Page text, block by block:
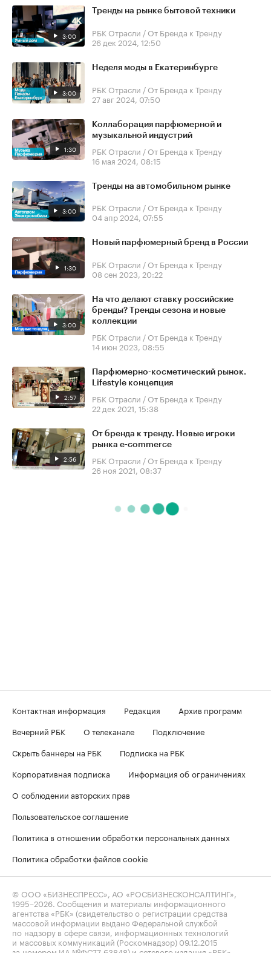
3:00
Тренды на рынке бытовой техники
РБК Отрасли / От Бренда к Тренду
26 дек 2024, 12:50
3:00
Неделя моды в Екатеринбурге
РБК Отрасли / От Бренда к Тренду
27 авг 2024, 07:50
1:30
Коллаборация парфюмерной и
музыкальной индустрий
РБК Отрасли / От Бренда к Тренду
16 мая 2024, 08:15
3:00
Тренды на автомобильном рынке
РБК Отрасли / От Бренда к Тренду
04 апр 2024, 07:55
1:30
Новый парфюмерный бренд в России
РБК Отрасли / От Бренда к Тренду
08 сен 2023, 20:22
3:00
На что делают ставку российские
бренды? Тренды сезона и новые
коллекции
РБК Отрасли / От Бренда к Тренду
14 июн 2023, 08:55
2:57
Парфюмерно-косметический рынок.
Lifestyle концепция
РБК Отрасли / От Бренда к Тренду
22 дек 2021, 15:38
2:56
От бренда к тренду. Новые игроки
рынка e-commerce
РБК Отрасли / От Бренда к Тренду
26 ноя 2021, 08:37
Контактная информация Редакция
Архив программ
Вечерний РБК
О телеканале
Подключение
Скрыть баннеры на РБК
Подписка на РБК
Корпоративная подписка
Информация об ограничениях
О соблюдении авторских прав
Пользовательское соглашение
Политика в отношении обработки персональных данных
Политика обработки файлов cookie
© ООО «БИЗНЕСПРЕСС», АО «РОСБИЗНЕСКОНСАЛТИНГ»,
1995–2026 . Сообщения и материалы информационного
агентства «РБК» (свидетельство о регистрации средства
массовой информации выдано Федеральной службой
по надзору в сфере связи, информационных технологий
и массовых коммуникаций (Роскомнадзор) 09.12.2015